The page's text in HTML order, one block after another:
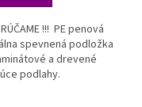
!!! PE penová
spevnená podložka
a drevené
podlahy.